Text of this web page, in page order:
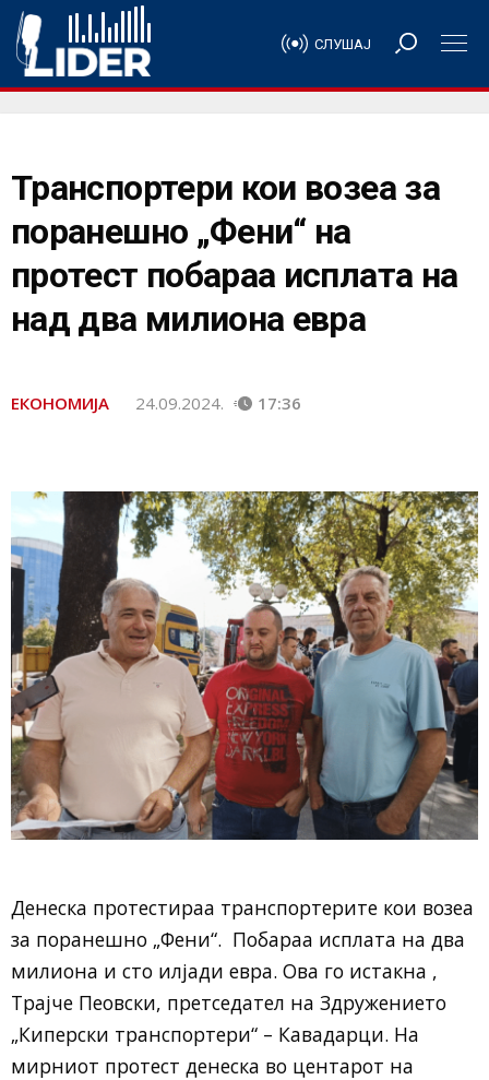
СЛУШАЈ
Транспортери кои возеа за
поранешно „Фени“ на
протест побараа исплата на
над два милиона евра
ЕКОНОМИЈА 24.09.2024. 17:36
Денеска протестираа транспортерите кои возеа
за поранешно „Фени“. Побараа исплата на два
милиона и сто илјади евра. Ова го истакна ,
Трајче Пеовски, претседател на Здружението
„Киперски транспортери“ – Кавадарци. На
мирниот протест денеска во центарот на